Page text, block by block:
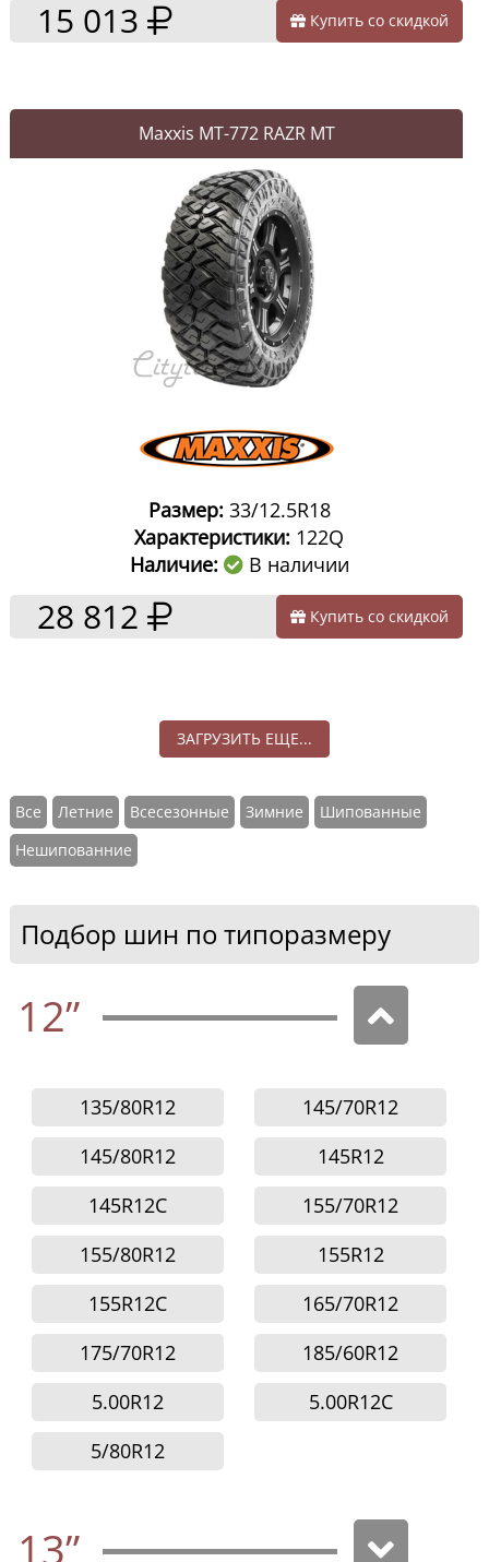
15 013 Купить со скидкой
Maxxis MT-772 RAZR MT
Размер:33/12.5R18
Характеристики: 122Q
Наличие:
В наличии
28 812 Купить со скидкой
ЗАГРУЗИТЬ ЕЩЕ...
Все Летние Всесезонные Зимние
Шипованные
Нешипованние
Подбор шин по типоразмеру
12”
135/80R12
145/70R12
145/80R12
145R12
145R12C
155/70R12
155/80R12
155R12
155R12C
165/70R12
175/70R12
185/60R12
5.00R12
5.00R12C
5/80R12
13”